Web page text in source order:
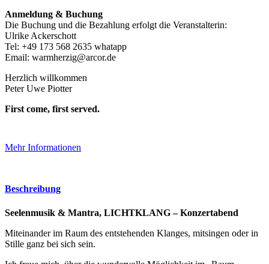
Anmeldung & Buchung
Die Buchung und die Bezahlung erfolgt die Veranstalterin:
Ulrike Ackerschott
Tel: ‭+49 173 568 2635‬ whatapp‬
Email: warmherzig@arcor.de
Herzlich willkommen
Peter Uwe Piotter
First come, first served.
Mehr Informationen
Beschreibung
Seelenmusik & Mantra, LICHTKLANG – Konzertabend
Miteinander im Raum des entstehenden Klanges, mitsingen oder in
Stille ganz bei sich sein.